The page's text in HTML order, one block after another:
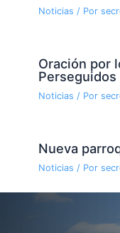
Noticias / Por
Oración por
Perseguidos
Noticias / Por
Nueva
Noticias / Por